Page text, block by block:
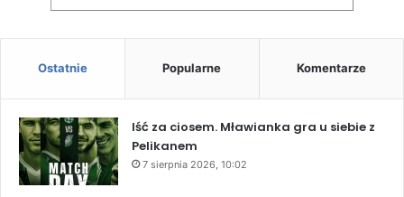
Ostatnie Popularne Komentarze
Iść za ciosem. Mławianka gra u siebie z
Pelikanem
7 sierpnia 2026, 10:02